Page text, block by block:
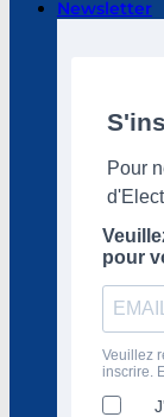
Newsletter
Pour
pour
Veuillez
inscrire.